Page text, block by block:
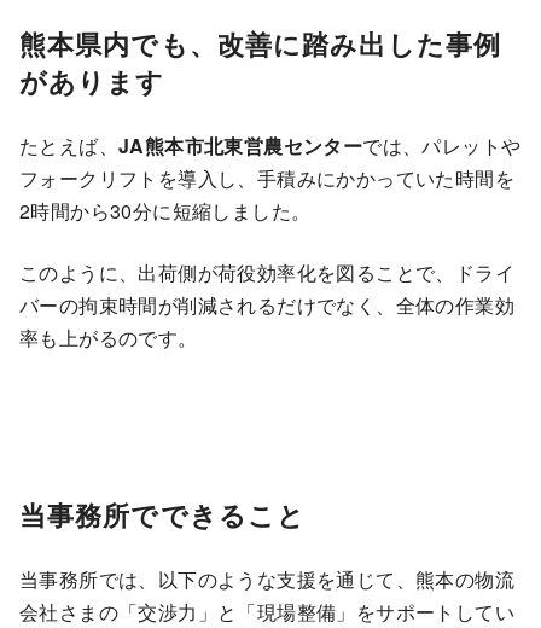
熊本県内でも、改善に踏み出した事例
があります
たとえば、 JA熊本市北東営農センターでは、パレットや
フォークリフトを導入し、手積みにかかっていた時間を
2時間から30分に短縮しました。
このように、出荷側が荷役効率化を図ることで、ドライ
バーの拘束時間が削減されるだけでなく、全体の作業効
率も上がるのです。
当事務所でできること
当事務所では、以下のような支援を通じて、熊本の物流
会社さまの「交渉力」と「現場整備」をサポートしてい